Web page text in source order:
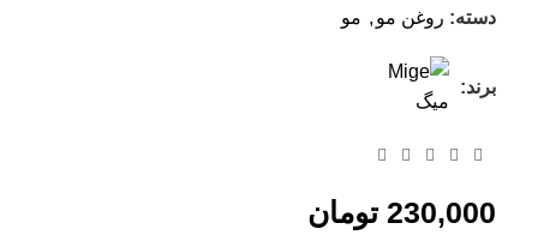
دسته: روغن مو , مو
برند:
230,000 تومان